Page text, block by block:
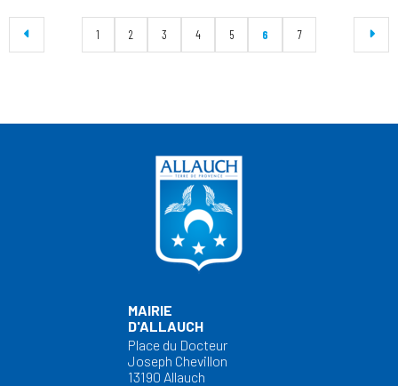
1 2 3 4 5 6 7
MAIRIE
D'ALLAUCH
Place du Docteur
Joseph Chevillon
13190 Allauch